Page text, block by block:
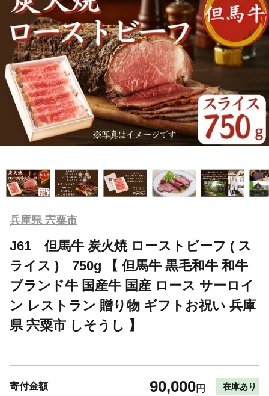
兵庫県 宍粟市
J61 但馬牛 炭火焼 ローストビーフ ( ス
ライス ) 750g 【 但馬牛 黒毛和牛 和牛
ブランド牛 国産牛 国産 ロース サーロイ
ン レストラン 贈り物 ギフトお祝い 兵庫
県 宍粟市 しそうし 】
寄付金額 90,000円 在庫あり